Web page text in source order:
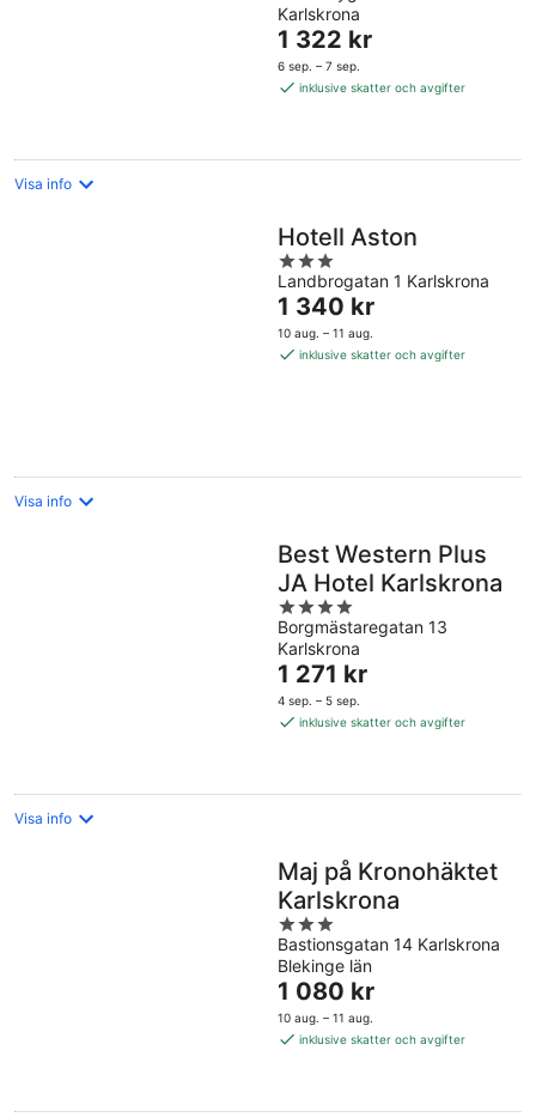
of
5
Karlskrona
Priset
är
1 322 kr
1 322 kr
6 sep. – 7 sep.
inklusive skatter och avgifter
Visa info
Hotell Aston
3
out
of
5
Landbrogatan 1 Karlskrona
Priset
är
1 340 kr
1 340 kr
10 aug. – 11 aug.
inklusive skatter och avgifter
Visa info
Best Western Plus
JA Hotel Karlskrona
4
out
of
5
Borgmästaregatan 13
Karlskrona
Priset
är
1 271 kr
1 271 kr
4 sep. – 5 sep.
inklusive skatter och avgifter
Visa info
Maj på Kronohäktet
Karlskrona
3
out
of
5
Bastionsgatan 14 Karlskrona
Blekinge län
Priset
är
1 080 kr
1 080 kr
10 aug. – 11 aug.
inklusive skatter och avgifter